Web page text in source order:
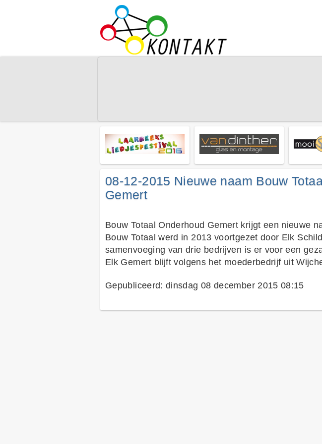
08-12-2015 Nieuwe naam Bouw
Gemert
Bouw Totaal Onderhoud Gemert krijgt een nieuwe
Bouw Totaal werd in 2013 voortgezet door Elk
samenvoeging van drie bedrijven is er voor een
Elk Gemert blijft volgens het moederbedrijf uit
Gepubliceerd: dinsdag 08 december 2015 08:15